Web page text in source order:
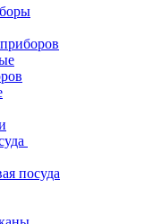
посуда